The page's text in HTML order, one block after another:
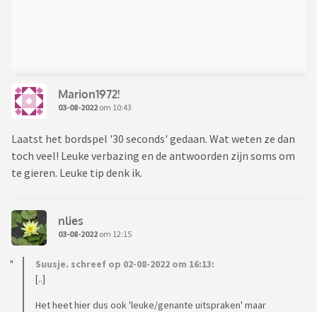
Marion1972!
03-08-2022 om 10:43
Laatst het bordspel '30 seconds' gedaan. Wat weten ze dan
toch veel! Leuke verbazing en de antwoorden zijn soms om
te gieren. Leuke tip denk ik.
nlies
03-08-2022 om 12:15
Suusje. schreef op 02-08-2022 om 16:13:
[..]
Het heet hier dus ook 'leuke/genante uitspraken' maar